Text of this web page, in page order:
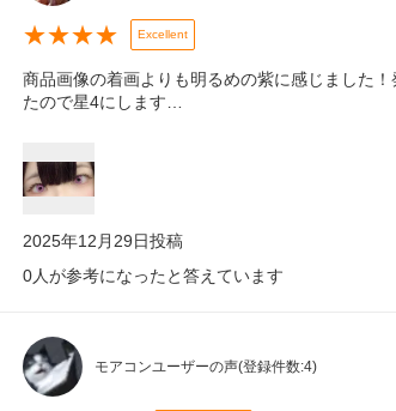
★★★★ Excellent
商品画像の着画よりも明るめの紫に感じました
たので星4にします…
2025年12月29日投稿
0人が参考になったと答えています
モアコンユーザーの声(登録件数:4)